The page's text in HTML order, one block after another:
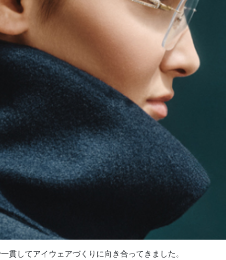
貫してアイウェアづくりに向き合ってきました。